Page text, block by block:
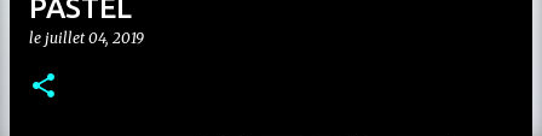
PASTEL
le juillet 04, 2019